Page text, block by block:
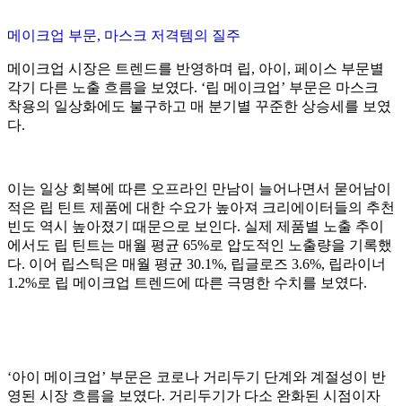
메이크업 부문, 마스크 저격템의 질주
메이크업 시장은 트렌드를 반영하며 립, 아이, 페이스 부문별
각기 다른 노출 흐름을 보였다. ‘립 메이크업’ 부문은 마스크
착용의 일상화에도 불구하고 매 분기별 꾸준한 상승세를 보였
다.
이는 일상 회복에 따른 오프라인 만남이 늘어나면서 묻어남이
적은 립 틴트 제품에 대한 수요가 높아져 크리에이터들의 추천
빈도 역시 높아졌기 때문으로 보인다. 실제 제품별 노출 추이
에서도 립 틴트는 매월 평균 65%로 압도적인 노출량을 기록했
다. 이어 립스틱은 매월 평균 30.1%, 립글로즈 3.6%, 립라이너
1.2%로 립 메이크업 트렌드에 따른 극명한 수치를 보였다.
‘아이 메이크업’ 부문은 코로나 거리두기 단계와 계절성이 반
영된 시장 흐름을 보였다. 거리두기가 다소 완화된 시점이자